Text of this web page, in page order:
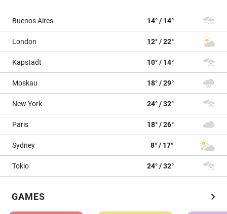
Buenos Aires 14° / 14°
London 12° / 22°
Kapstadt 10° / 14°
Moskau 18° / 29°
New York 24° / 32°
Paris 18° / 26°
Sydney 8° / 17°
Tokio 24° / 32°
GAMES chevron_right